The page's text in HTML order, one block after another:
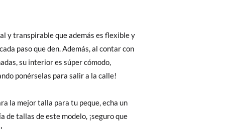
acelerar el envío, puedes por muy
precio final será el de los zapatos que
& Devolucionesde nuestra web
de todo: te mandaremos otra